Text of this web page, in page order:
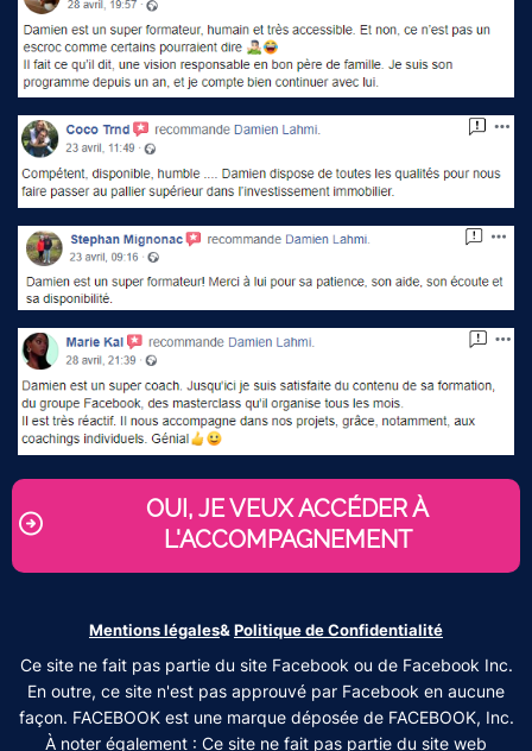
OUI, JE VEUX ACCÉDER À
L'ACCOMPAGNEMENT
Mentions légales&Politique de Confidentialité
Ce site ne fait pas partie du site Facebook ou de Facebook Inc.
En outre, ce site n'est pas approuvé par Facebook en aucune
façon. FACEBOOK est une marque déposée de FACEBOOK, Inc.
À noter également : Ce site ne fait pas partie du site web